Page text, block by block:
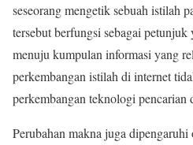
seseorang mengetik sebuah istilah
tersebut berfungsi sebagai petunjuk
menuju kumpulan informasi yang
perkembangan istilah di internet
perkembangan teknologi pencarian
Perubahan makna juga